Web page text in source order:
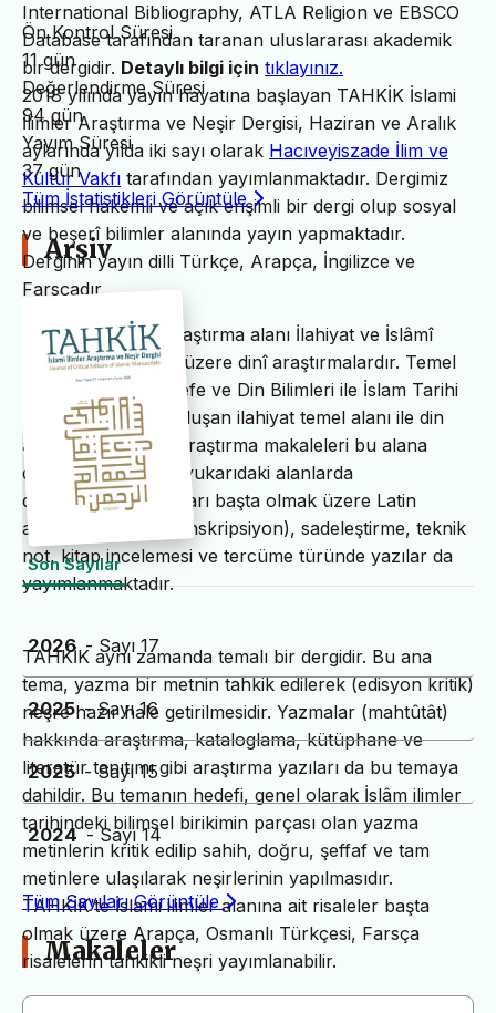
International Bibliography, ATLA Religion ve EBSCO
Database tarafından taranan uluslararası akademik
bir dergidir. Detaylı bilgi için tıklayınız.
2018 yılında yayın hayatına başlayan TAHKİK İslami
İlimler Araştırma ve Neşir Dergisi, Haziran ve Aralık
aylarında yılda iki sayı olarak Hacıveyiszade İlim ve
Kültür Vakfı tarafından yayımlanmaktadır. Dergimiz
bilimsel hakemli ve açık erişimli bir dergi olup sosyal
ve beşerî bilimler alanında yayın yapmaktadır.
Derginin yayın dilli Türkçe, Arapça, İngilizce ve
Farsçadır.
TAHKİK’in temel araştırma alanı İlahiyat ve İslâmî
ilimler başta olmak üzere dinî araştırmalardır. Temel
İslam Bilimleri, Felsefe ve Din Bilimleri ile İslam Tarihi
ve Sanatları’ndan oluşan ilahiyat temel alanı ile din
alanındaki bilimsel araştırma makaleleri bu alana
dâhildir. TAHKİK’te yukarıdaki alanlarda
değerlendirme yazıları başta olmak üzere Latin
alfabesine nakil (transkripsiyon), sadeleştirme, teknik
not, kitap incelemesi ve tercüme türünde yazılar da
yayımlanmaktadır.
TAHKİK aynı zamanda temalı bir dergidir. Bu ana
tema, yazma bir metnin tahkik edilerek (edisyon kritik)
neşre hazır hale getirilmesidir. Yazmalar (mahtûtât)
hakkında araştırma, kataloglama, kütüphane ve
literatür tanıtımı gibi araştırma yazıları da bu temaya
dahildir. Bu temanın hedefi, genel olarak İslâm ilimler
tarihindeki bilimsel birikimin parçası olan yazma
metinlerin kritik edilip sahih, doğru, şeffaf ve tam
metinlere ulaşılarak neşirlerinin yapılmasıdır.
TAHKİK’te İslami ilimler alanına ait risaleler başta
olmak üzere Arapça, Osmanlı Türkçesi, Farsça
risalelerin tahkikli neşri yayımlanabilir.
Ön Kontrol Süresi
11 gün
Değerlendirme Süresi
94 gün
Yayım Süresi
37 gün
Tüm İstatistikleri Görüntüle
Arşiv
Son Sayılar
2026 - Sayı 17
2025 - Sayı 16
2025 - Sayı 15
2024 - Sayı 14
Tüm Sayıları Görüntüle
Makaleler